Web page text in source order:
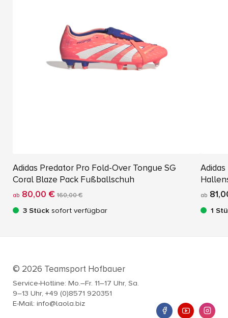
Adidas Predator Pro Fold-Over Tongue SG
Coral Blaze Pack Fußballschuh
ab 80,00 € 160,00 €
3 Stück sofort verfügbar
ab
1
© 2026 Teamsport Hofbauer
Service-Hotline: Mo.–Fr. 11–17 Uhr, Sa.
9–13 Uhr, +49 (0)8571 920351
E-Mail: info@laola.biz